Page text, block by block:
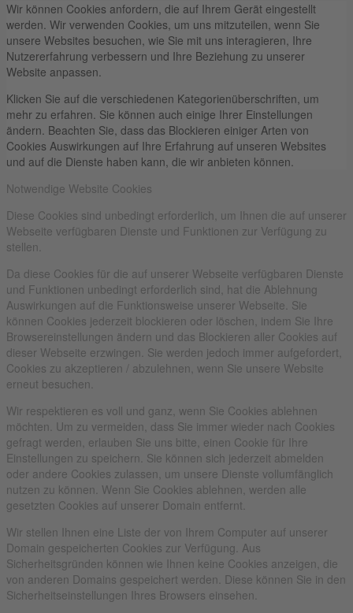
Wir können Cookies anfordern, die auf Ihrem Gerät eingestellt
werden. Wir verwenden Cookies, um uns mitzuteilen, wenn Sie
unsere Websites besuchen, wie Sie mit uns interagieren, Ihre
Nutzererfahrung verbessern und Ihre Beziehung zu unserer
Website anpassen.
Klicken Sie auf die verschiedenen Kategorienüberschriften, um
mehr zu erfahren. Sie können auch einige Ihrer Einstellungen
ändern. Beachten Sie, dass das Blockieren einiger Arten von
Cookies Auswirkungen auf Ihre Erfahrung auf unseren Websites
und auf die Dienste haben kann, die wir anbieten können.
Notwendige Website Cookies
Diese Cookies sind unbedingt erforderlich, um Ihnen die auf unserer
Webseite verfügbaren Dienste und Funktionen zur Verfügung zu
stellen.
Da diese Cookies für die auf unserer Webseite verfügbaren Dienste
und Funktionen unbedingt erforderlich sind, hat die Ablehnung
Auswirkungen auf die Funktionsweise unserer Webseite. Sie
können Cookies jederzeit blockieren oder löschen, indem Sie Ihre
Browsereinstellungen ändern und das Blockieren aller Cookies auf
dieser Webseite erzwingen. Sie werden jedoch immer aufgefordert,
Cookies zu akzeptieren / abzulehnen, wenn Sie unsere Website
erneut besuchen.
Wir respektieren es voll und ganz, wenn Sie Cookies ablehnen
möchten. Um zu vermeiden, dass Sie immer wieder nach Cookies
gefragt werden, erlauben Sie uns bitte, einen Cookie für Ihre
Einstellungen zu speichern. Sie können sich jederzeit abmelden
oder andere Cookies zulassen, um unsere Dienste vollumfänglich
nutzen zu können. Wenn Sie Cookies ablehnen, werden alle
gesetzten Cookies auf unserer Domain entfernt.
Wir stellen Ihnen eine Liste der von Ihrem Computer auf unserer
Domain gespeicherten Cookies zur Verfügung. Aus
Sicherheitsgründen können wie Ihnen keine Cookies anzeigen, die
von anderen Domains gespeichert werden. Diese können Sie in den
Sicherheitseinstellungen Ihres Browsers einsehen.